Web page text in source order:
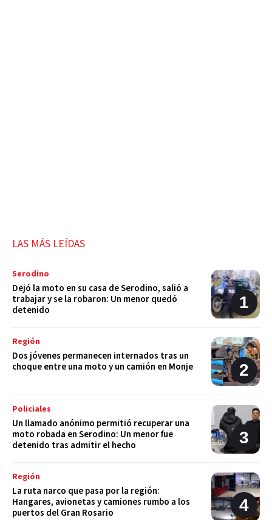
LAS MÁS LEÍDAS
Serodino
Dejó la moto en su casa de Serodino, salió a
trabajar y se la robaron: Un menor quedó
detenido
Región
Dos jóvenes permanecen internados tras un
choque entre una moto y un camión en Monje
Policiales
Un llamado anónimo permitió recuperar una
moto robada en Serodino: Un menor fue
detenido tras admitir el hecho
Región
La ruta narco que pasa por la región:
Hangares, avionetas y camiones rumbo a los
puertos del Gran Rosario